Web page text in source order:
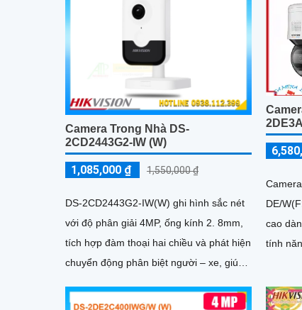
Camera Trong Nhà DS-
2CD2443G2-IW (W)
1,085,000 ₫ 1,550,000 ₫
DS-2CD2443G2-IW(W) ghi hình sắc nét
với độ phân giải 4MP, ống kính 2. 8mm,
tích hợp đàm thoại hai chiều và phát hiện
chuyển động phân biệt người – xe, giúp
DE/
cao
tính
đêm